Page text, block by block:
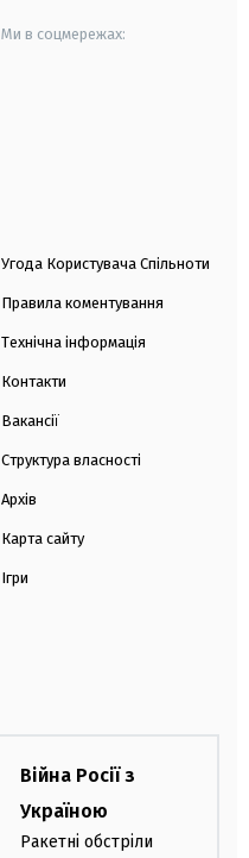
Ми в соцмережах:
Угода Користувача Спільноти
Правила коментування
Технічна інформація
Контакти
Вакансії
Структура власності
Архів
Карта сайту
Ігри
Війна Росії з
Україною
Ракетні обстріли